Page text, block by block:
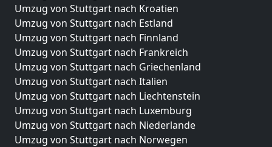
Umzug von Stuttgart nach Kroatien
Umzug von Stuttgart nach Estland
Umzug von Stuttgart nach Finnland
Umzug von Stuttgart nach Frankreich
Umzug von Stuttgart nach Griechenland
Umzug von Stuttgart nach Italien
Umzug von Stuttgart nach Liechtenstein
Umzug von Stuttgart nach Luxemburg
Umzug von Stuttgart nach Niederlande
Umzug von Stuttgart nach Norwegen